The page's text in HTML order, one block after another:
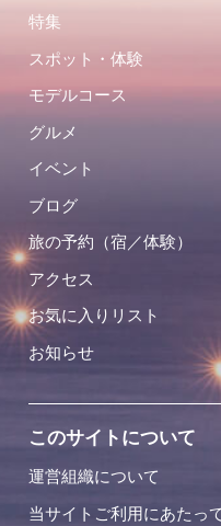
特集
スポット・体験
モデルコース
グルメ
イベント
ブログ
旅の予約（宿／体験）
アクセス
お気に入りリスト
お知らせ
このサイトについて
運営組織について
当サイトご利用にあたっ